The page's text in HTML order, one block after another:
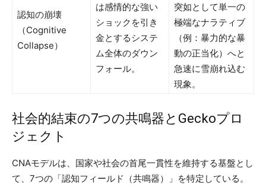
認知の崩壊
（Cognitive
Collapse）
は感情的な強い
ショックを引き
金とするシステ
ム全体のダウン
フォール。
突如として単一の
極端なナラティブ
（例：暴力的な暴
動の正当化）へと
急速に雪崩れ込む
現象。
社会的結束の7つの共鳴器とGeckoプロ
ジェクト
CNAモデルは、国家や社会の首尾一貫性を維持する基盤とし
て、7つの「認知フィールド（共鳴器）」を特定している。